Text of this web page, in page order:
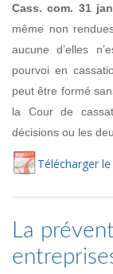
Cass. com. 31
même non
aucune d’elles
pourvoi en
peut être formé
la Cour de
décisions ou les
Télécharger
La